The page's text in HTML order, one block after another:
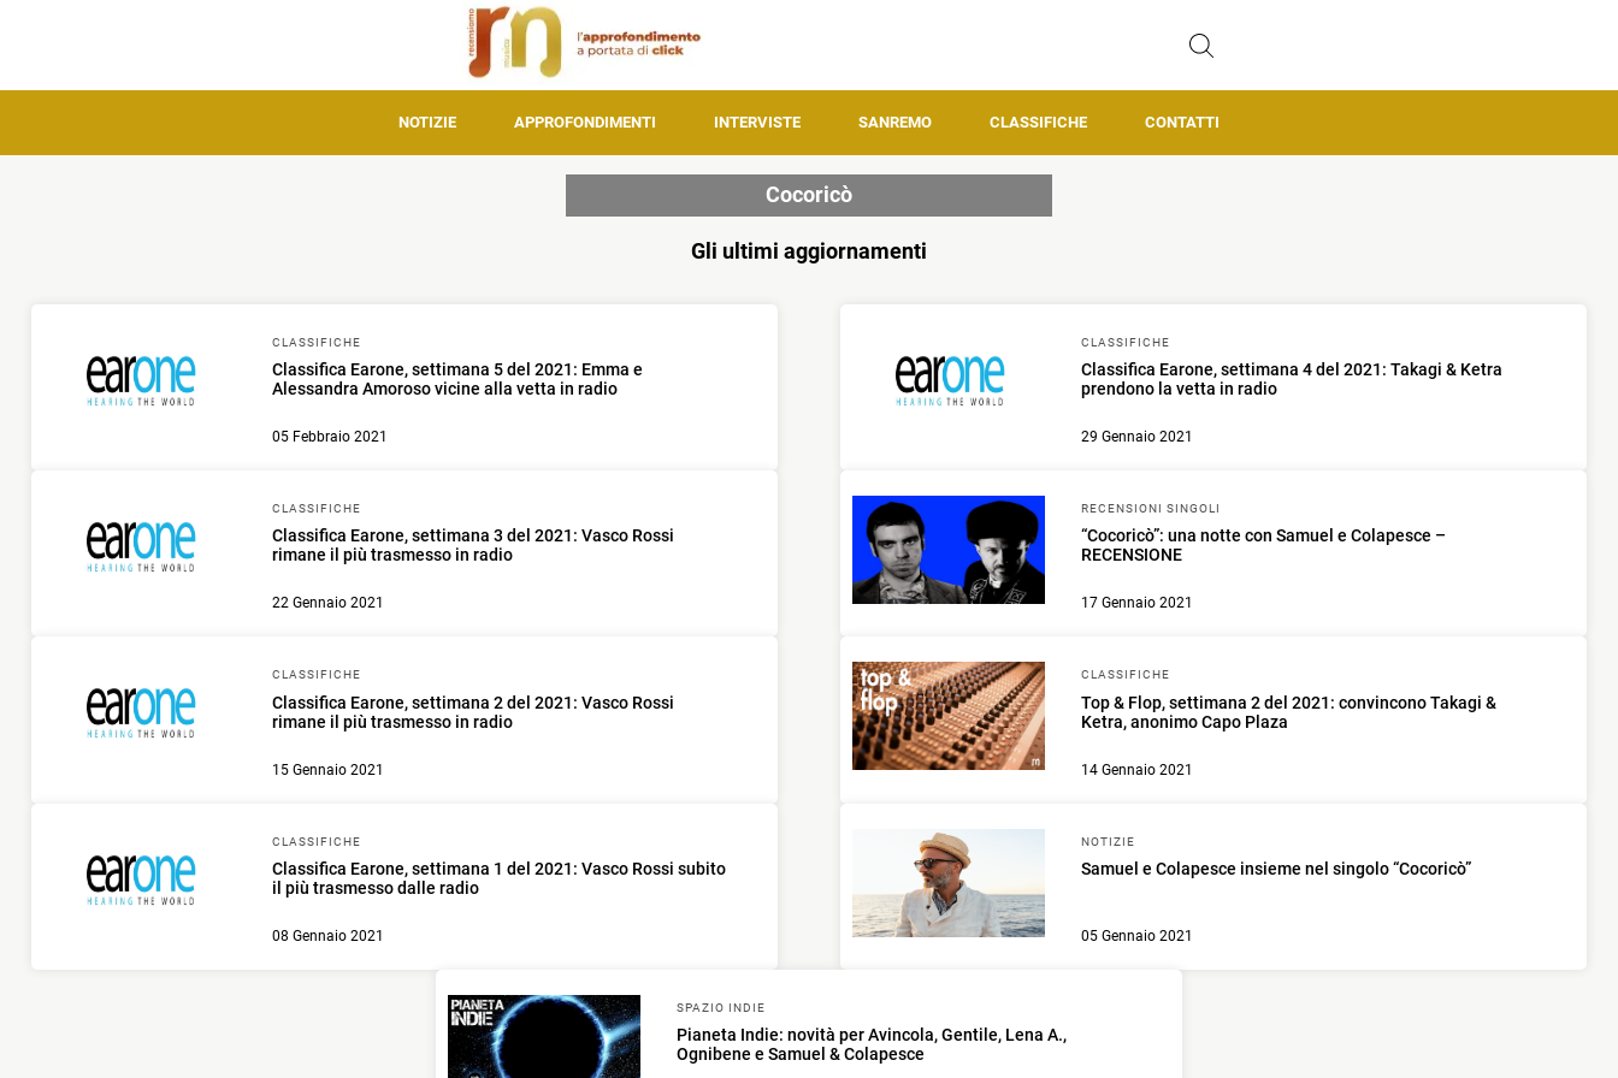
NOTIZIE APPROFONDIMENTI INTERVISTE SANREMO CLASSIFICHE CONTATTI
Cocoricò
Gli ultimi aggiornamenti
CLASSIFICHE
Classifica Earone, settimana 5 del 2021: Emma e
Alessandra Amoroso vicine alla vetta in radio
05 Febbraio 2021
CLASSIFICHE
Classifica Earone, settimana 4 del 2021: Takagi & Ketra
prendono la vetta in radio
29 Gennaio 2021
CLASSIFICHE
Classifica Earone, settimana 3 del 2021: Vasco Rossi
rimane il più trasmesso in radio
22 Gennaio 2021
RECENSIONI SINGOLI
“Cocoricò”: una notte con Samuel e Colapesce –
RECENSIONE
17 Gennaio 2021
CLASSIFICHE
Classifica Earone, settimana 2 del 2021: Vasco Rossi
rimane il più trasmesso in radio
15 Gennaio 2021
CLASSIFICHE
Top & Flop, settimana 2 del 2021: convincono Takagi &
Ketra, anonimo Capo Plaza
14 Gennaio 2021
CLASSIFICHE
Classifica Earone, settimana 1 del 2021: Vasco Rossi subito
il più trasmesso dalle radio
08 Gennaio 2021
NOTIZIE
Samuel e Colapesce insieme nel singolo “Cocoricò”
05 Gennaio 2021
SPAZIO INDIE
Pianeta Indie: novità per Avincola, Gentile, Lena A.,
Ognibene e Samuel & Colapesce